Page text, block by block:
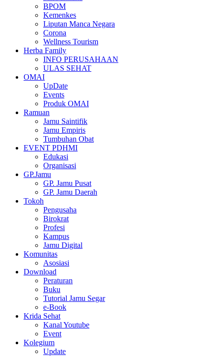
BPOM
Kemenkes
Liputan Manca Negara
Corona
Wellness Tourism
Herba Family
INFO PERUSAHAAN
ULAS SEHAT
OMAI
UpDate
Events
Produk OMAI
Ramuan
Jamu Saintifik
Jamu Empiris
Tumbuhan Obat
EVENT PDHMI
Edukasi
Organisasi
GP.Jamu
GP. Jamu Pusat
GP. Jamu Daerah
Tokoh
Pengusaha
Birokrat
Profesi
Kampus
Jamu Digital
Komunitas
Asosiasi
Download
Peraturan
Buku
Tutorial Jamu Segar
e-Book
Krida Sehat
Kanal Youtube
Event
Kolegium
Update